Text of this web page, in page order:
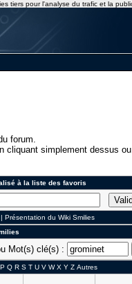
forum.
cliquant simplement dessus
à la liste des favoris
| Présentation du Wiki Smilies
Mot(s) clé(s) :
P Q R S T U V W X Y Z Autres
tiers pour l'analyse du trafic et la